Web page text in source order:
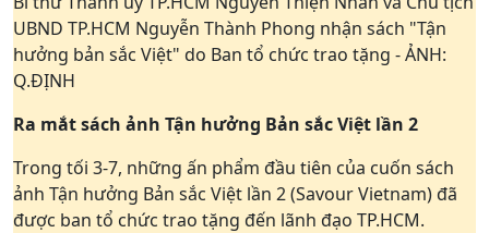
UBND TP.HCM Nguyễn Thành Phong nhận sách "Tận
hưởng bản sắc Việt" do Ban tổ chức trao tặng - ẢNH:
Q.ĐỊNH
Ra mắt sách ảnh Tận hưởng Bản sắc Việt lần 2
Trong tối 3-7, những ấn phẩm đầu tiên của cuốn sách
ảnh Tận hưởng Bản sắc Việt lần 2 (Savour Vietnam) đã
được ban tổ chức trao tặng đến lãnh đạo TP.HCM.